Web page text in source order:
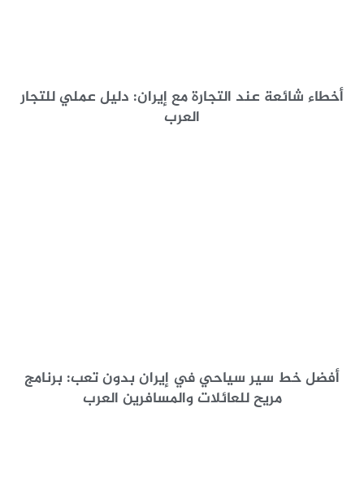
أخطاء شائعة عند التجارة مع إيران: دليل عملي للتجار
العرب
أفضل خط سير سياحي في إيران بدون تعب: برنامج
مريح للعائلات والمسافرين العرب